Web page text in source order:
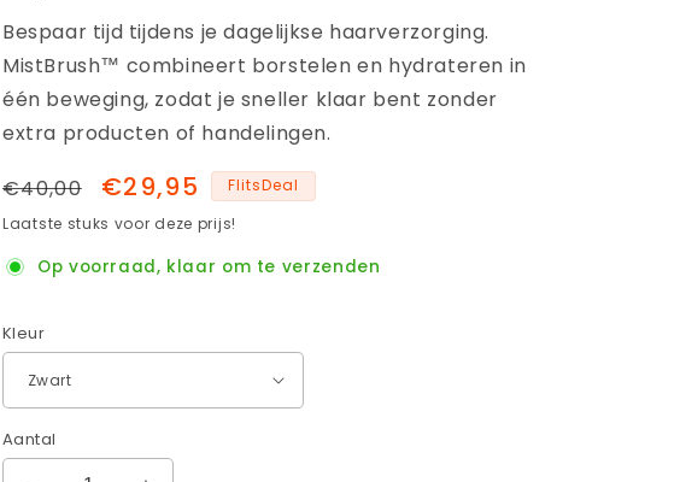
Bespaar tijd tijdens je dagelijkse haarverzorging.
MistBrush™ combineert borstelen en hydrateren in
één beweging, zodat je sneller klaar bent zonder
extra producten of handelingen.
Normale
prijs
€40,00 Aanbiedingsprijs
€29,95
FlitsDeal
Laatste stuks voor deze prijs!
Op voorraad, klaar om te verzenden
Kleur
Aantal